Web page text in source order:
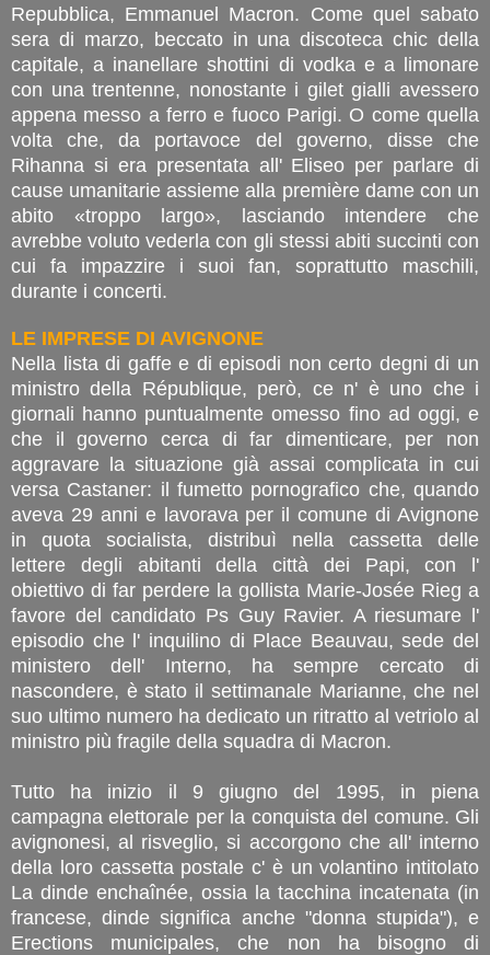
Repubblica, Emmanuel Macron. Come quel sabato
sera di marzo, beccato in una discoteca chic della
capitale, a inanellare shottini di vodka e a limonare
con una trentenne, nonostante i gilet gialli avessero
appena messo a ferro e fuoco Parigi. O come quella
volta che, da portavoce del governo, disse che
Rihanna si era presentata all' Eliseo per parlare di
cause umanitarie assieme alla première dame con un
abito «troppo largo», lasciando intendere che
avrebbe voluto vederla con gli stessi abiti succinti con
cui fa impazzire i suoi fan, soprattutto maschili,
durante i concerti.
LE IMPRESE DI AVIGNONE
Nella lista di gaffe e di episodi non certo degni di un
ministro della République, però, ce n' è uno che i
giornali hanno puntualmente omesso fino ad oggi, e
che il governo cerca di far dimenticare, per non
aggravare la situazione già assai complicata in cui
versa Castaner: il fumetto pornografico che, quando
aveva 29 anni e lavorava per il comune di Avignone
in quota socialista, distribuì nella cassetta delle
lettere degli abitanti della città dei Papi, con l'
obiettivo di far perdere la gollista Marie-Josée Rieg a
favore del candidato Ps Guy Ravier. A riesumare l'
episodio che l' inquilino di Place Beauvau, sede del
ministero dell' Interno, ha sempre cercato di
nascondere, è stato il settimanale Marianne, che nel
suo ultimo numero ha dedicato un ritratto al vetriolo al
ministro più fragile della squadra di Macron.
Tutto ha inizio il 9 giugno del 1995, in piena
campagna elettorale per la conquista del comune. Gli
avignonesi, al risveglio, si accorgono che all' interno
della loro cassetta postale c' è un volantino intitolato
La dinde enchaînée, ossia la tacchina incatenata (in
francese, dinde significa anche "donna stupida"), e
Erections municipales, che non ha bisogno di